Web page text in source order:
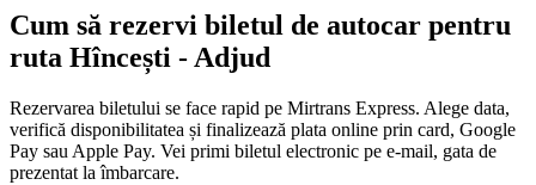
Cum să rezervi biletul de autocar pentru
ruta Hîncești - Adjud
Rezervarea biletului se face rapid pe Mirtrans Express. Alege data,
verifică disponibilitatea și finalizează plata online prin card, Google
Pay sau Apple Pay. Vei primi biletul electronic pe e-mail, gata de
prezentat la îmbarcare.